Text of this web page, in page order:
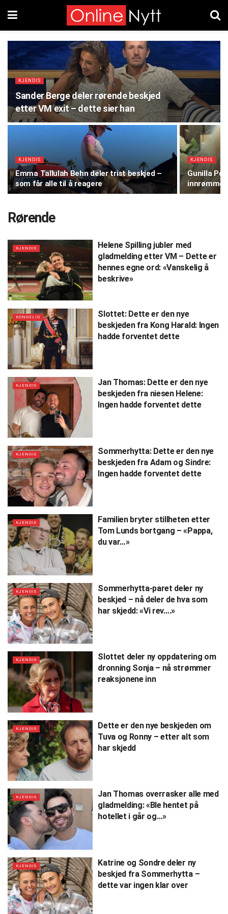
KJENDIS
Sander Berge deler rørende beskjed
etter VM exit – dette sier han
KJENDIS
Emma Tallulah Behn deler trist beskjed –
som får alle til å reagere
KJENDIS
Gunilla
Rørende
KJENDIS
Helene Spilling jubler med
gladmelding etter VM – Dette er
hennes egne ord: «Vanskelig å
beskrive»
KONGELIG
Slottet: Dette er den nye
beskjeden fra Kong Harald: Ingen
hadde forventet dette
KJENDIS
Jan Thomas: Dette er den nye
beskjeden fra niesen Helene:
Ingen hadde forventet dette
KJENDIS
Sommerhytta: Dette er den nye
beskjeden fra Adam og Sindre:
Ingen hadde forventet dette
KJENDIS
Familien bryter stillheten etter
Tom Lunds bortgang – «Pappa,
du var…»
KJENDIS
Sommerhytta-paret deler ny
beskjed – nå deler de hva som
har skjedd: «Vi rev….»
KJENDIS
Slottet deler ny oppdatering om
dronning Sonja – nå strømmer
reaksjonene inn
KJENDIS
Dette er den nye beskjeden om
Tuva og Ronny – etter alt som
har skjedd
KJENDIS
Jan Thomas overrasker alle med
gladmelding: «Ble hentet på
hotellet i går og…»
KJENDIS
Katrine og Sondre deler ny
beskjed fra Sommerhytta –
dette var ingen klar over